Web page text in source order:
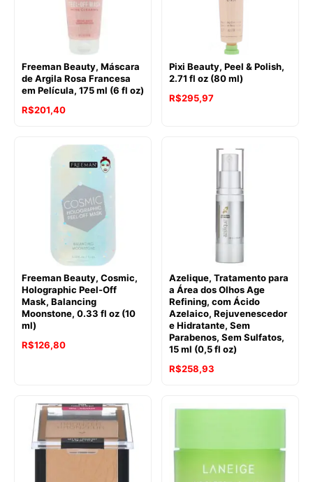
Freeman Beauty, Máscara
de Argila Rosa Francesa
em Película, 175 ml (6 fl oz)
R$201,40
Pixi Beauty, Peel & Polish,
2.71 fl oz (80 ml)
R$295,97
Freeman Beauty, Cosmic,
Holographic Peel-Off
Mask, Balancing
Moonstone, 0.33 fl oz (10
ml)
R$126,80
Azelique, Tratamento para
a Área dos Olhos Age
Refining, com Ácido
Azelaico, Rejuvenescedor
e Hidratante, Sem
Parabenos, Sem Sulfatos,
15 ml (0,5 fl oz)
R$258,93